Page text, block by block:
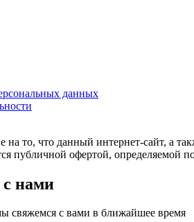
данных
то, что данный интернет-сайт, а
публичной офертой, определяемой
с нами
свяжемся с вами в ближайшее время